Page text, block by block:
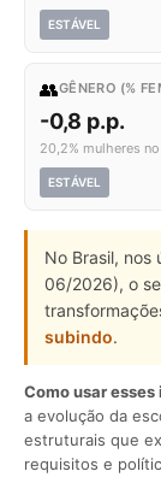
ESTÁVEL
👥GÊNERO (%
-0,8 p.p.
20,2% mulheres
ESTÁVEL
No Brasil, nos
06/2026), o
subindo.
Como usar
a evolução da
estruturais que
requisitos e